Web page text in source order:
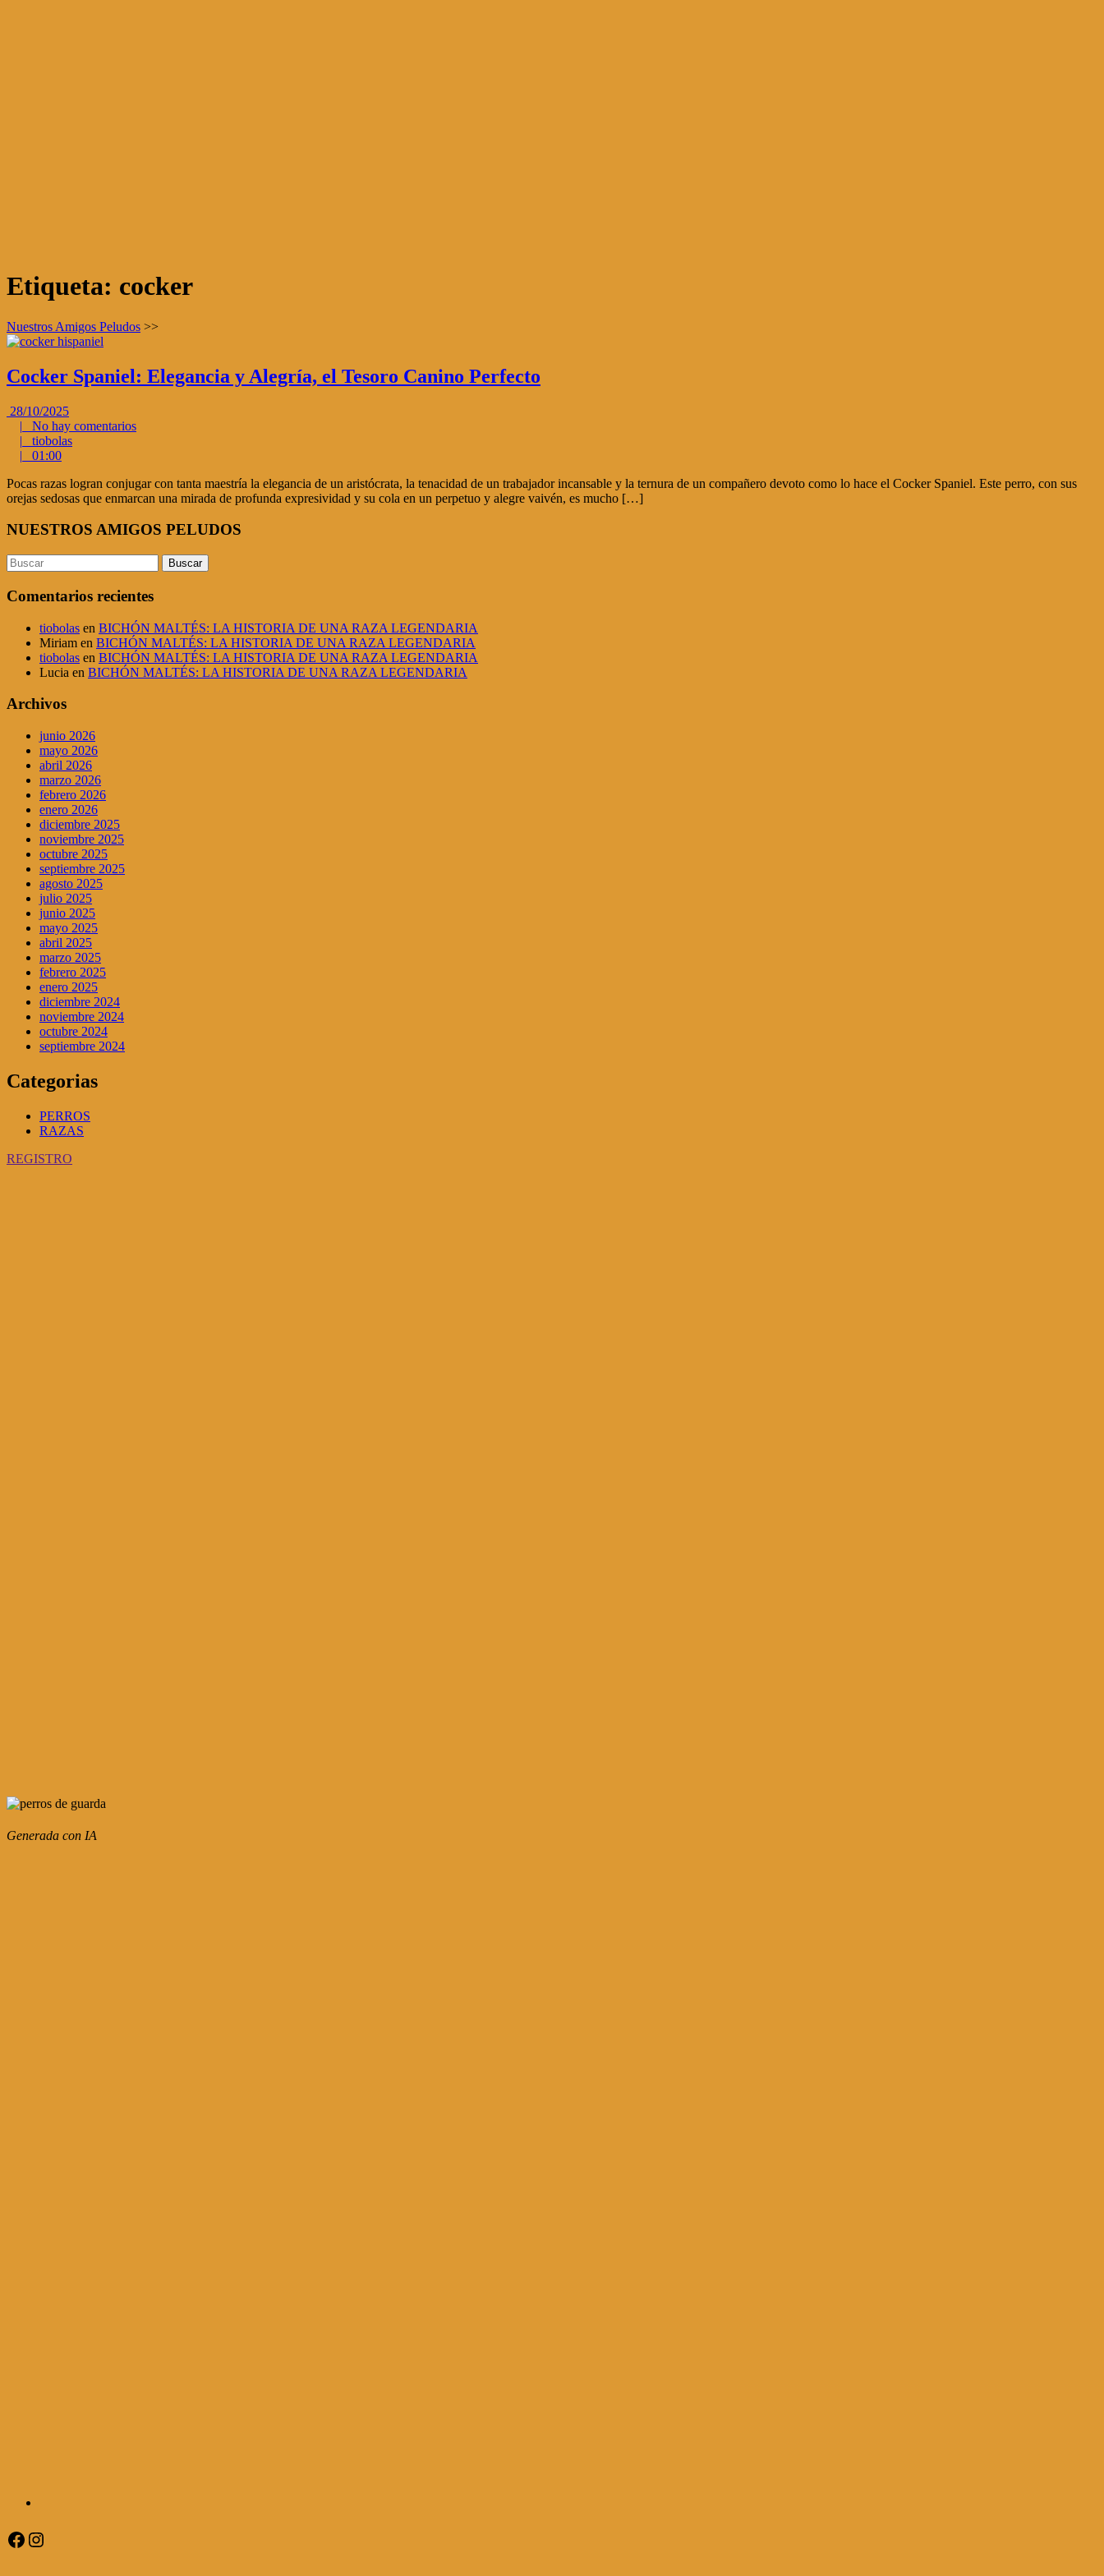
Etiqueta: cocker
Nuestros Amigos Peludos >>
Cocker Spaniel: Elegancia y Alegría, el Tesoro Canino Perfecto
28/10/2025
| No hay comentarios
| tiobolas
| 01:00
Pocas razas logran conjugar con tanta maestría la elegancia de un aristócrata, la tenacidad de un trabajador incansable y la ternura de un compañero devoto como lo hace el Cocker Spaniel. Este perro, con sus
orejas sedosas que enmarcan una mirada de profunda expresividad y su cola en un perpetuo y alegre vaivén, es mucho […]
NUESTROS AMIGOS PELUDOS
Comentarios recientes
tiobolas en BICHÓN MALTÉS: LA HISTORIA DE UNA RAZA LEGENDARIA
Miriam en BICHÓN MALTÉS: LA HISTORIA DE UNA RAZA LEGENDARIA
tiobolas en BICHÓN MALTÉS: LA HISTORIA DE UNA RAZA LEGENDARIA
Lucia en BICHÓN MALTÉS: LA HISTORIA DE UNA RAZA LEGENDARIA
Archivos
junio 2026
mayo 2026
abril 2026
marzo 2026
febrero 2026
enero 2026
diciembre 2025
noviembre 2025
octubre 2025
septiembre 2025
agosto 2025
julio 2025
junio 2025
mayo 2025
abril 2025
marzo 2025
febrero 2025
enero 2025
diciembre 2024
noviembre 2024
octubre 2024
septiembre 2024
Categorias
PERROS
RAZAS
REGISTRO
Generada con IA